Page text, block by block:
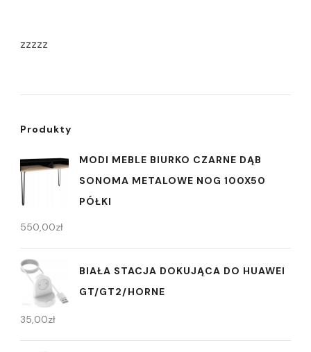
zzzzz
Produkty
MODI MEBLE BIURKO CZARNE DĄB
SONOMA METALOWE NOG 100X50
PÓŁKI
550,00zł
BIAŁA STACJA DOKUJĄCA DO HUAWEI
GT/GT2/HORNE
35,00zł